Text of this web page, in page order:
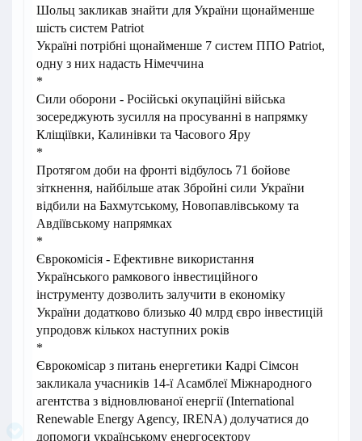
Шольц закликав знайти для України щонайменше
шість систем Patriot
Україні потрібні щонайменше 7 систем ППО Patriot,
одну з них надасть Німеччина
*
Сили оборони - Російські окупаційні війська
зосереджують зусилля на просуванні в напрямку
Кліщіївки, Калинівки та Часового Яру
*
Протягом доби на фронті відбулось 71 бойове
зіткнення, найбільше атак Збройні сили України
відбили на Бахмутському, Новопавлівському та
Авдіївському напрямках
*
Єврокомісія - Ефективне використання
Українського рамкового інвестиційного
інструменту дозволить залучити в економіку
України додатково близько 40 млрд євро інвестицій
упродовж кількох наступних років
*
Єврокомісар з питань енергетики Кадрі Сімсон
закликала учасників 14-ї Асамблеї Міжнародного
агентства з відновлюваної енергії (International
Renewable Energy Agency, IRENA) долучатися до
допомоги українському енергосектору